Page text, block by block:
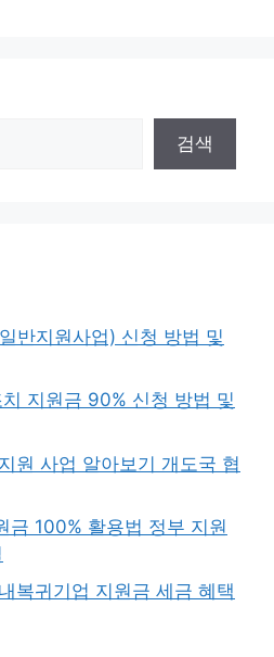
검색
반지원사업) 신청 방법 및
지원금 90% 신청 방법 및
원 사업 알아보기 개도국 협
금 100% 활용법 정부 지원
복귀기업 지원금 세금 혜택